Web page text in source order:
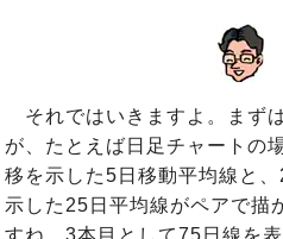
それではいきますよ。まず
が、たとえば日足チャートの
移を示した5日移動平均線と
示した25日平均線がペアで描
すね。3本目として75日線を